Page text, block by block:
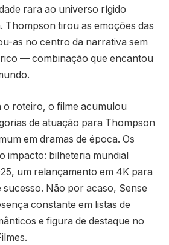
rara ao universo rígido
Thompson tirou as emoções das
as no centro da narrativa sem
— combinação que encantou
o roteiro, o filme acumulou
de atuação para Thompson
em dramas de época. Os
impacto: bilheteria mundial
um relançamento em 4K para
Não por acaso, Sense
constante em listas de
e figura de destaque no